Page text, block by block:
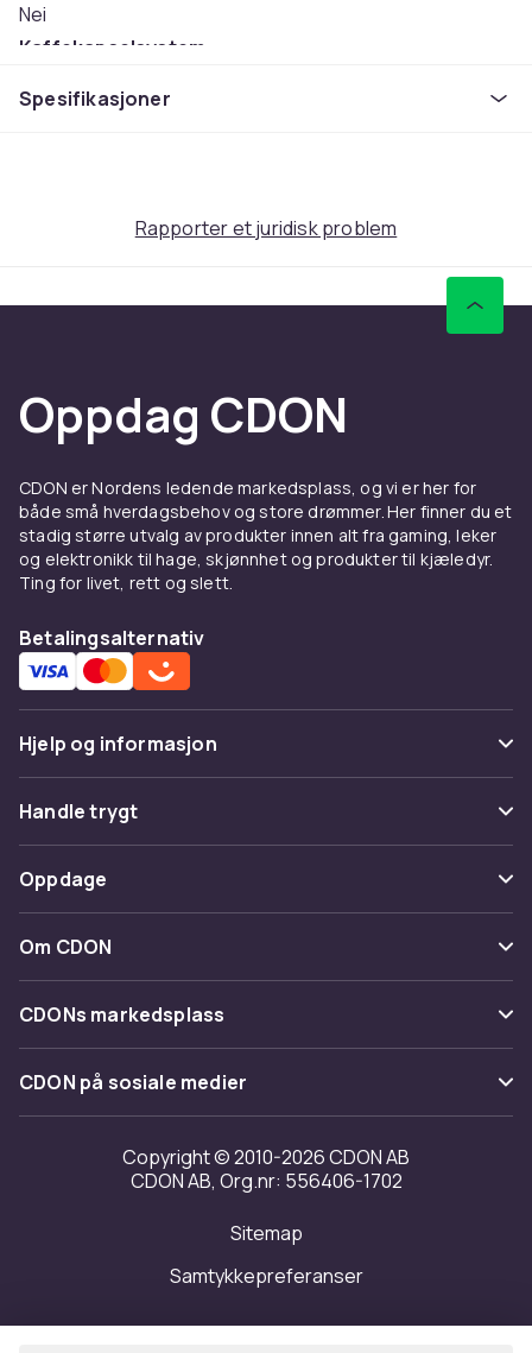
Nei
Kaffekapselsystem
Melkeskummerfunksjon
Kapasitet (liter)
Produktsikkerhetsinformasjon
Spesifikasjoner
Rapporter et juridisk problem
Oppdag CDON
CDON er Nordens ledende markedsplass, og vi er her for
både små hverdagsbehov og store drømmer. Her finner du et
stadig større utvalg av produkter innen alt fra gaming, leker
og elektronikk til hage, skjønnhet og produkter til kjæledyr.
Ting for livet, rett og slett.
Betalingsalternativ
Hjelp og informasjon
Vanlige spørsmål
Spor pakke
Angre & returner her
Kontakt oss
Handle trygt
Betaling
Levering
Tilbakekallinger
Oppdage
Kategorier
Varemerker
Om CDON
Om oss
Kundeanmeldelser
Jobbe på CDON
Investor relations
Tilgjengelighet
CDONs markedsplass
Merchant Help Center
CDON på sosiale medier
Copyright © 2010-2026 CDON AB
CDON AB, Org.nr: 556406-1702
Sitemap
Samtykkepreferanser